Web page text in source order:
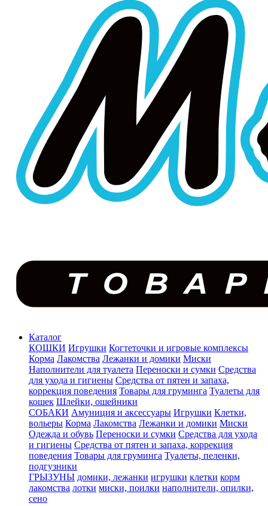
Каталог
КОШКИ Игрушки Когтеточки и игровые комплексы
Корма Лакомства Лежанки и домики Миски
Наполнители для туалета Переноски и сумки Средства
для ухода и гигиены Средства от пятен и запаха,
коррекция поведения Товары для груминга Туалеты для
кошек Шлейки, ошейники
СОБАКИ Амуниция и аксессуары Игрушки Клетки,
вольеры Корма Лакомства Лежанки и домики Миски
Одежда и обувь Переноски и сумки Средства для ухода
и гигиены Средства от пятен и запаха, коррекция
поведения Товары для груминга Туалеты, пеленки,
подгузники
ГРЫЗУНЫ домики, лежанки игрушки клетки корм
лакомства лотки миски, поилки наполнители, опилки,
сено